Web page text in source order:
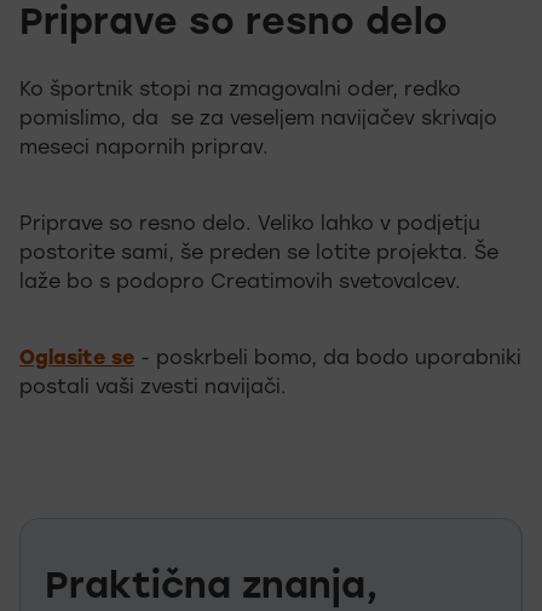
Priprave so resno delo
Ko športnik stopi na zmagovalni oder, redko
pomislimo, da se za veseljem navijačev skrivajo
meseci napornih priprav.
Priprave so resno delo. Veliko lahko v podjetju
postorite sami, še preden se lotite projekta. Še
laže bo s podopro Creatimovih svetovalcev.
Oglasite se - poskrbeli bomo, da bodo uporabniki
postali vaši zvesti navijači.
Praktična znanja,